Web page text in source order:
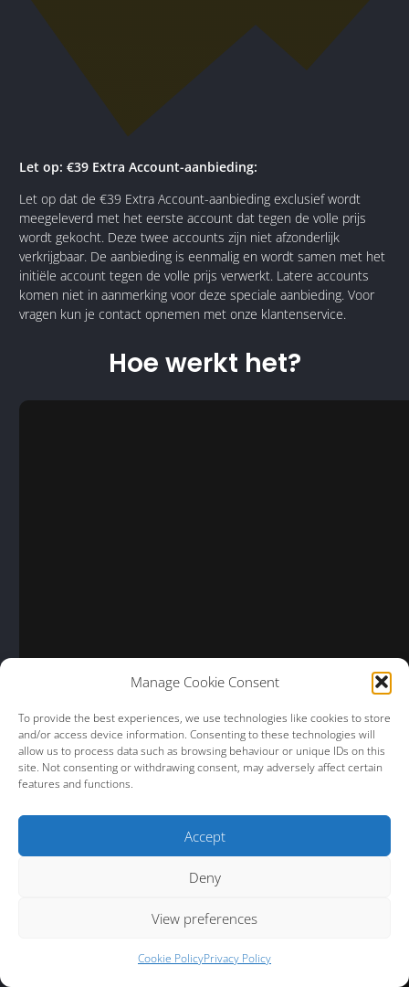
Manage Cookie Consent
To provide the best experiences, we use technologies like cookies to store
and/or access device information. Consenting to these technologies will
allow us to process data such as browsing behaviour or unique IDs on this
site. Not consenting or withdrawing consent, may adversely affect certain
features and functions.
Accept
Deny
View preferences
Cookie PolicyPrivacy Policy
Let op: €39 Extra Account-aanbieding:
Let op dat de €39 Extra Account-aanbieding exclusief wordt
meegeleverd met het eerste account dat tegen de volle prijs
wordt gekocht. Deze twee accounts zijn niet afzonderlijk
verkrijgbaar. De aanbieding is eenmalig en wordt samen met het
initiële account tegen de volle prijs verwerkt. Latere accounts
komen niet in aanmerking voor deze speciale aanbieding. Voor
vragen kun je contact opnemen met onze klantenservice.
Hoe werkt het?